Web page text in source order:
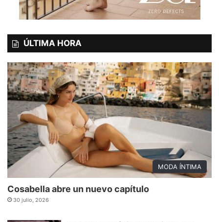
ÚLTIMA HORA
MODA ÍNTIMA
Cosabella abre un nuevo capítulo
30 julio, 2026